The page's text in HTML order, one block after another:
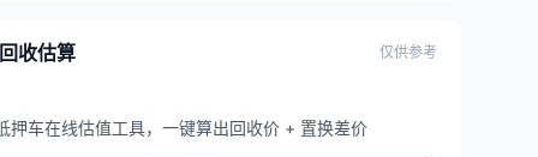
收估算 仅供参考
押车在线估值工具，一键算出回收价 + 置换差价